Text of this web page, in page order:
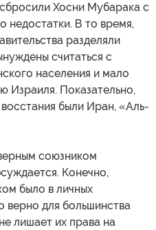
Хосни Мубарака с
недостатки. В то время,
разделяли
считаться с
населения и мало
Израиля. Показательно,
были Иран, «Аль-
союзником
Конечно,
было в личных
верно для большинства
лишает их права на